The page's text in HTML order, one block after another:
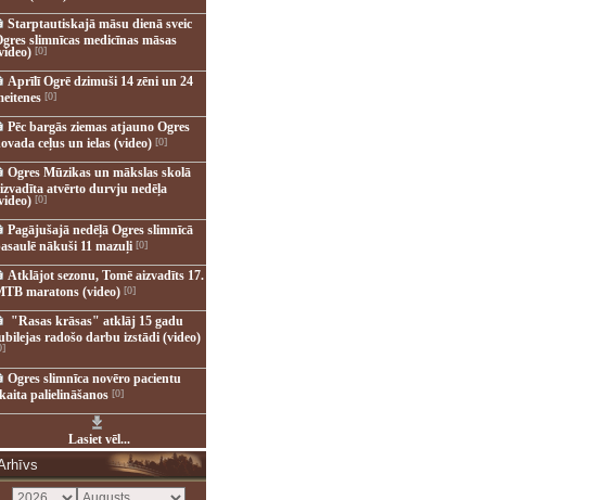
Starptautiskajā māsu dienā sveic
slimnīcas medicīnas māsas
[0]
Aprīlī Ogrē dzimuši 14 zēni un 24
[0]
Pēc bargās ziemas atjauno Ogres
ceļus un ielas (video)[0]
Ogres Mūzikas un mākslas skolā
atvērto durvju nedēļa
[0]
Pagājušajā nedēļā Ogres slimnīcā
nākuši 11 mazuļi[0]
Atklājot sezonu, Tomē aizvadīts 17.
maratons (video)[0]
"Rasas krāsas" atklāj 15 gadu
radošo darbu izstādi (video)
Ogres slimnīca novēro pacientu
palielināšanos [0]
Lasiet vēl...